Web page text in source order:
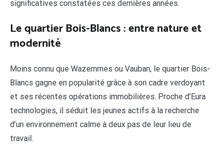
significatives constatées ces dernières années.
Le quartier Bois-Blancs : entre nature et
modernité
Moins connu que Wazemmes ou Vauban, le quartier Bois-
Blancs gagne en popularité grâce à son cadre verdoyant
et ses récentes opérations immobilières. Proche d’Eura
technologies, il séduit les jeunes actifs à la recherche
d’un environnement calme à deux pas de leur lieu de
travail.